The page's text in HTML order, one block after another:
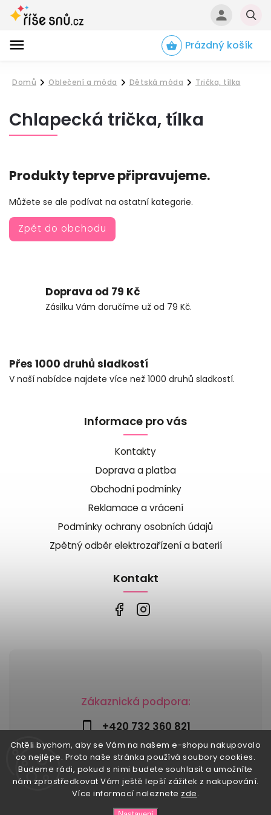
Chtěli bychom, aby se Vám na našem e-shopu nakupovalo
co nejlépe. Proto naše stránka používá soubory cookies.
Budeme rádi, pokud s nimi budete souhlasit a umožníte
nám zprostředkovat Vám ještě lepší zážitek z nakupování.
Více informací naleznete zde.
Prázdný košík
Domů
/
Oblečení a móda
/
Dětská móda
/
Trička, tílka
Chlapecká trička, tílka
Produkty teprve připravujeme.
Můžete se ale podívat na ostatní kategorie.
Zpět do obchodu
Doprava od 79 Kč
Zásilku Vám doručíme už od 79 Kč.
Přes 1000 druhů sladkostí
V naší nabídce najdete více než 1000 druhů sladkostí.
Zákaznická podpora:
+420 732 360 821
info@risesnu.cz
Informace pro vás
Kontakty
Doprava a platba
Obchodní podmínky
Reklamace a vrácení
Podmínky ochrany osobních údajů
Zpětný odběr elektrozařízení a baterií
Kontakt
Risesnu.cz. Všechna práva vyhrazena.